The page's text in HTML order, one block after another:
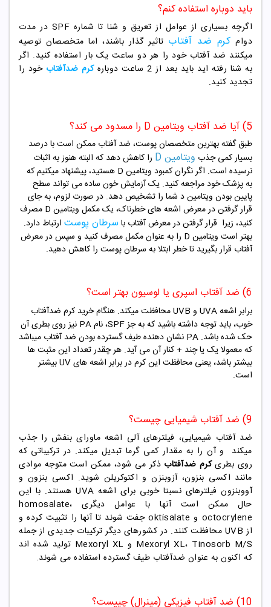
باید دوباره استفاده کنم؟
اگرچه بسیاری از عوامل از تعریق و شنا تا شماره SPF در مدت
دوام کرم ضد آفتاب تاثیر گذار باشند، اما متخصصان توصیه
میکنند ضد آفتاب خود را هر دو ساعت یک بار استفاده کنید. اگر
به شنا رفته اید باید بعد از 2 ساعت دوباره
کرم ضدآفتاب خود را
تجدید کنید.
5) آیا ضد آفتاب ویتامین D را مسدود می کند؟
طبق گفته بهترین متخصصان پوست، ضد آفتاب ممکن است با درصد
بسیار کمی جذب ویتامین D
را کاهش دهد که البته هنوز به اثبات
نرسیده است. اگر نگران کمبود ویتامین D هستید، پیشنهاد میکنیم که
به پزشک خود مراجعه کنید. یک آزمایش خون ساده می تواند سطح
پایین بودن ویتامین د شما را تشخیص دهد. در صورت لزوم، به جای
قرار گرفتن در معرض اشعه های خطرناک، یک مکمل ویتامین D مصرف
کنید، زیرا قرار گرفتن در معرض آفتاب با سرطان پوست ارتباط دارد.
بهتر است ویتامین D را به عنوان مکمل مصرف کنید و سپس در معرض
آفتاب قرار بگیرید تا خطر ابتلا به سرطان پوست را کاهش دهید.
6) ضد آفتاب اسپری یا لوسیون بهتر است؟
برابر اشعه UVA و UVB محافظت میکند. هنگام خرید کرم ضدآفتاب
خوب، باید توجه داشته باشید که به جز SPF، نام PA نیز روی بطری آن
حک شده باشد. PA نشان دهنده طیف گسترده بودن ضد آفتاب میباشد
که معمولا یک یا چند + کنار آن می آید. هر چقدر تعداد این مثبت ها
بیشتر باشد، یعنی محافظت این کرم در برابر اشعه های UV بیشتر
است.
9) ضد آفتاب شیمیایی چیست؟
ضد آفتاب شیمیایی، فیلترهای آلی اشعه ماورای بنفش را جذب
میکند و آن را به مقدار کمی گرما تبدیل میکند. در ترکیباتی که
روی بطریکرم ضدآفتاب ذکر می شود، ممکن است متوجه موادی
مانند اکسی بنزون، آزوبنزن و اکتوکریلن شوید. اکسی بنزون و
آووبنزون فیلترهای نسبتا خوبی برای اشعه UVA هستند. با این
حال ممکن است آنها با عوامل دیگری homosalate،
octocrylene و oktisalate جفت شوند تا آنها را تثبیت کرده و
از UVB محافظت کنند. در کشورهای دیگر ترکیبات جدیدی از جمله
Mexoryl XL، Tinosorb M/S و Mexoryl XL تولید شده اند
که اکنون به عنوان ضدآفتاب طیف گسترده استفاده می شوند.
10) ضد آفتاب فیزیکی (مینرال) چییست؟